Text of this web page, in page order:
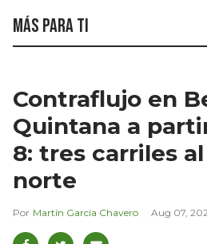
Más para ti
Contraflujo en
Quintana a
8: tres carriles
norte
Martín García Chavero Aug 07,